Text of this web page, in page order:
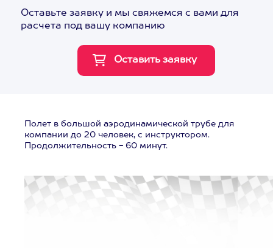
Оставьте заявку и мы свяжемся с вами для
расчета под вашу компанию
Полет в большой аэродинамической трубе для
компании до 20 человек, с инструктором.
Продолжительность - 60 минут.